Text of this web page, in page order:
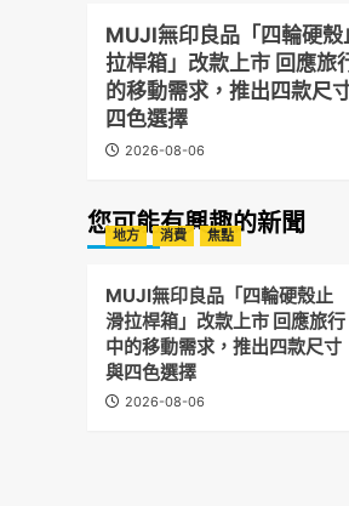
MUJI無印良品「四輪硬殼
拉桿箱」改款上市 回應旅
的移動需求，推出四款尺
四色選擇
2026-08-06
您可能有興趣的新聞
地方 消費 焦點
MUJI無印良品「四輪硬殼止
滑拉桿箱」改款上市 回應旅行
中的移動需求，推出四款尺寸
與四色選擇
2026-08-06